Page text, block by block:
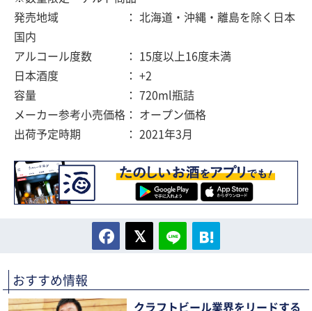
発売地域 ： 北海道・沖縄・離島を除く日本
国内
アルコール度数 ： 15度以上16度未満
日本酒度 ： +2
容量 ： 720ml瓶詰
メーカー参考小売価格： オープン価格
出荷予定時期 ： 2021年3月
おすすめ情報
クラフトビール業界をリードする